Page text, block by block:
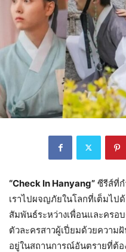
“Check In Hanyang” ซีรีส์ที่
เราไปผจญภัยในโลกที่เต็มไป
สัมพันธ์ระหว่างเพื่อนและครอบ
ตัวละครสาวผู้เปี่ยมด้วยความ
อยู่ในสถานการณ์อันตรายที่ต้อ